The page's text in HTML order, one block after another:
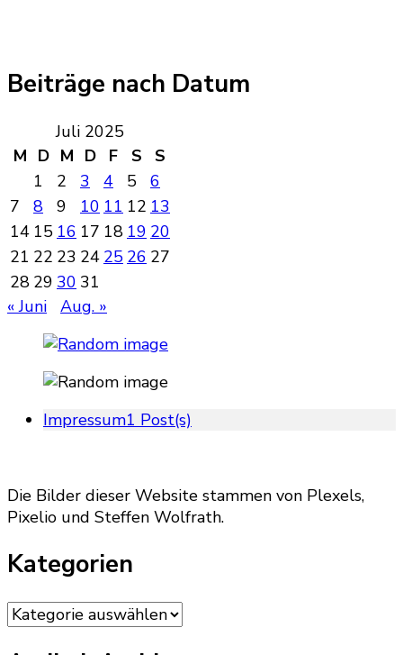
Beiträge nach Datum
Juli 2025
M D M D F S
S
1
2 3 4 5
6
7
8 9 10 11 12 13
14 15 16 17 18 19 20
21 22 23 24 25 26 27
28 29 30 31
« Juni
Aug. »
Impressum1 Post(s)
Die Bilder dieser Website stammen von Plexels,
Pixelio und Steffen Wolfrath.
Kategorien
Kategorien